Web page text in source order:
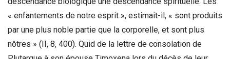
« enfantements de notre esprit », estimait-il, « sont produits
par une plus noble partie que la corporelle, et sont plus
nôtres » (II, 8, 400). Quid de la lettre de consolation de